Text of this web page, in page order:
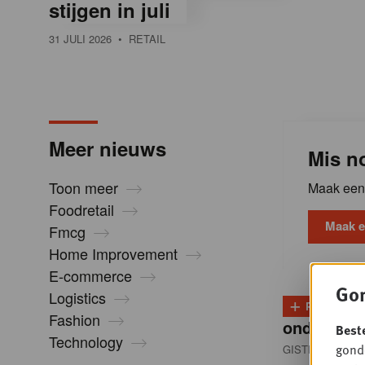
stijgen in juli
31 JULI 2026 • RETAIL
Meer nieuws
Toon meer
Foodretail
Fmcg
Home Improvement
E-commerce
Logistics
Fashion
Technology
Mis
Maak
Maak
+ PLUS
onder
GISTEREN